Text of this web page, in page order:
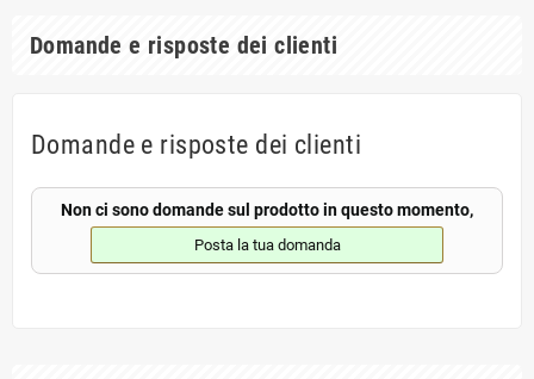
Domande e risposte dei clienti
Domande e risposte dei clienti
Non ci sono domande sul prodotto in questo momento,
Posta la tua domanda